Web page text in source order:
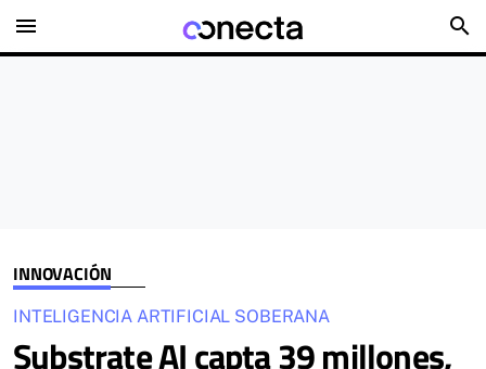
menu search
INNOVACIÓN
INTELIGENCIA ARTIFICIAL SOBERANA
Substrate AI capta 39 millones,